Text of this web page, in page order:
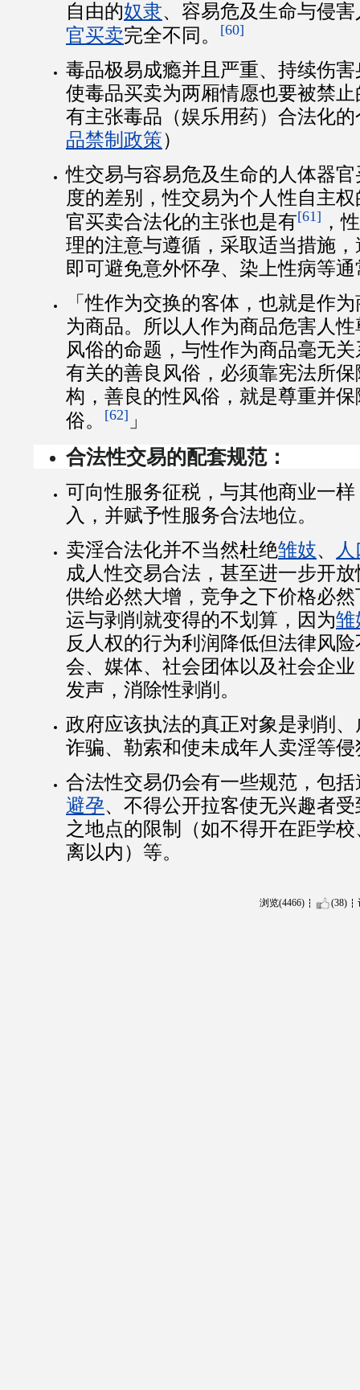
自由的奴隶、容易危及生命与侵
官买卖完全不同。 [60]
毒品极易成瘾并且严重、持续伤
使毒品买卖为两厢情愿也要被禁
有主张毒品（娱乐用药）合法化
品禁制政策）
性交易与容易危及生命的人体器
度的差别，性交易为个人性自主
官买卖合法化的主张也是有[61] ，
理的注意与遵循，采取适当措施，
即可避免意外怀孕、染上性病等
「性作为交换的客体，也就是作
为商品。所以人作为商品危害人
风俗的命题，与性作为商品毫无
有关的善良风俗，必须靠宪法所
构，善良的性风俗，就是尊重并
俗。
[62] 」
合法性交易的配套规范：
可向性服务征税，与其他商业一
入，并赋予性服务合法地位。
卖淫合法化并不当然杜绝雏妓、
成人性交易合法，甚至进一步开
供给必然大增，竞争之下价格必
运与剥削就变得的不划算，因为雏
反人权的行为利润降低但法律风
会、媒体、社会团体以及社会企
发声，消除性剥削。
政府应该执法的真正对象是剥削
诈骗、勒索和使未成年人卖淫等
合法性交易仍会有一些规范，包括
避孕、不得公开拉客使无兴趣者
之地点的限制（如不得开在距学
离以内）等。
浏览(4466) (38)